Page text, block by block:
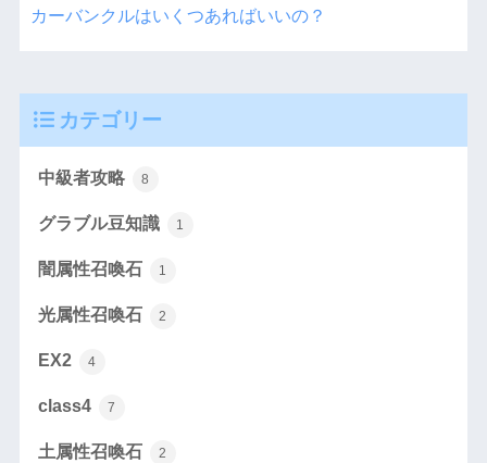
カーバンクルはいくつあればいいの？
カテゴリー
中級者攻略 8
グラブル豆知識 1
闇属性召喚石 1
光属性召喚石 2
EX2 4
class4 7
土属性召喚石 2